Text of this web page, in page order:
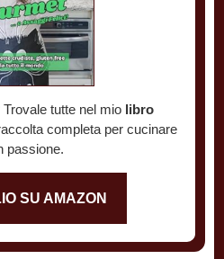
tutte nel mio libro
completa per cucinare
passione.
SU AMAZON